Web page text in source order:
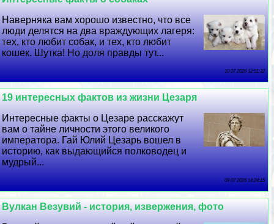
Наверняка вам хорошо известно, что все
люди делятся на два враждующих лагеря:
тех, кто любит собак, и тех, кто любит
кошек. Шутка! Но доля правды тут...
10 07 2026 12:51:32
19 интересных фактов из жизни Цезаря
Интересные факты о Цезаре расскажут
вам о тайне личности этого великого
императора. Гай Юлий Цезарь вошел в
историю, как выдающийся полководец и
мудрый...
09 07 2026 14:24:15
Вулкан Везувий - история, извержения, фото